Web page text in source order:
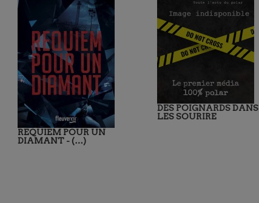
REQUIEM POUR UN
DIAMANT - (…)
DES POIGNARDS DANS
LES SOURIRE